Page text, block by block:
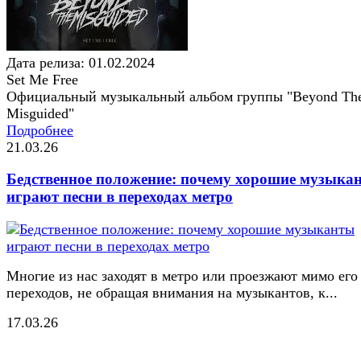
Дата релиза: 01.02.2024
Set Me Free
Официальный музыкальный альбом группы "Beyond
Misguided"
Подробнее
21.03.26
Бедственное положение: почему хорошие
играют песни в переходах метро
Многие из нас заходят в метро или проезжают мимо его
переходов, не обращая внимания на музыкантов, к...
17.03.26